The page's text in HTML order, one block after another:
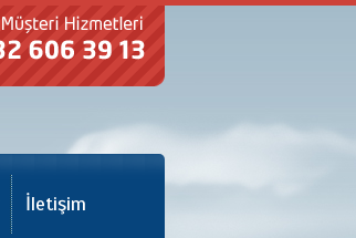
İletişim